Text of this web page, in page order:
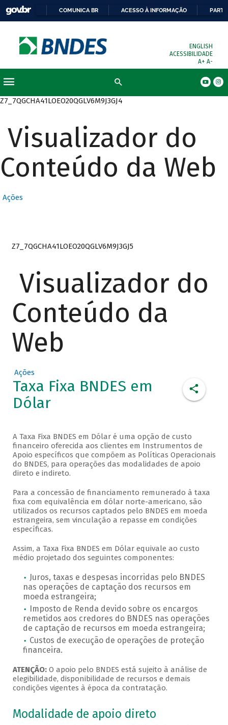
COMUNICA BR ACESSO À INFORMAÇÃO
ENGLISH
ACESSIBILIDADE
A+ A-
Z7_7QGCHA41LOEO20QGLV6M9J3GJ4
Visualizador do
Conteúdo da Web
Ações
Z7_7QGCHA41LOEO20QGLV6M9J3GJ5
Visualizador do
Conteúdo da
Web
Ações
Taxa Fixa BNDES em
Dólar
A Taxa Fixa BNDES em Dólar é uma opção de custo
financeiro oferecida aos clientes em Instrumentos de
Apoio específicos que compõem as Políticas Operacionais
do BNDES, para operações das modalidades de apoio
direto e indireto.
Para a concessão de financiamento remunerado à taxa
fixa com equivalência em dólar norte-americano, são
utilizados os recursos captados pelo BNDES em moeda
estrangeira, sem vinculação a repasse em condições
específicas.
Assim, a Taxa Fixa BNDES em Dólar equivale ao custo
médio projetado dos seguintes componentes:
Juros, taxas e despesas incorridas pelo BNDES
nas operações de captação dos recursos em
moeda estrangeira;
Imposto de Renda devido sobre os encargos
remetidos aos credores do BNDES nas operações
de captação de recursos em moeda estrangeira;
Custos de execução de operações de proteção
financeira.
ATENÇÃO:O apoio pelo BNDES está sujeito à análise de
elegibilidade, disponibilidade de recursos e demais
condições vigentes à época da contratação.
Modalidade de apoio direto